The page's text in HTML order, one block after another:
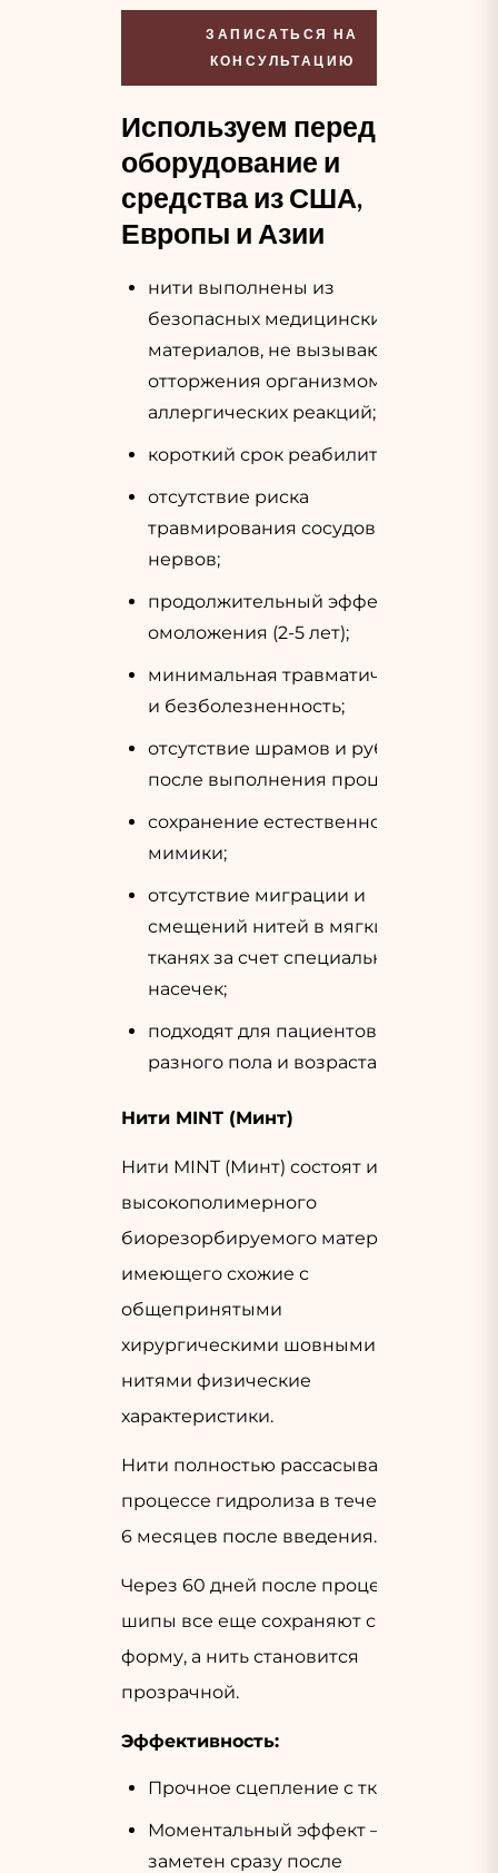
ЗАПИСАТЬСЯ НА
КОНСУЛЬТАЦИЮ
Используем передовое
оборудование и
средства из США,
Европы и Азии
нити выполнены из
безопасных медицинских
материалов, не вызывающих
отторжения организмом и
аллергических реакций;
короткий срок реабилитации;
отсутствие риска
травмирования сосудов и
нервов;
продолжительный эффект
омоложения (2-5 лет);
минимальная травматичность
и безболезненность;
отсутствие шрамов и рубцов
после выполнения процедуры;
сохранение естественной
мимики;
отсутствие миграции и
смещений нитей в мягких
тканях за счет специальных
насечек;
подходят для пациентов
разного пола и возраста.
Нити MINT (Минт)
Нити MINT (Минт) состоят из
высокополимерного
биорезорбируемого материала,
имеющего схожие с
общепринятыми
хирургическими шовными
нитями физические
характеристики.
Нити полностью рассасываются в
процессе гидролиза в течение
6 месяцев после введения.
Через 60 дней после процедуры,
шипы все еще сохраняют свою
форму, а нить становится
прозрачной.
Эффективность:
Прочное сцепление с тканями
Моментальный эффект —
заметен сразу после